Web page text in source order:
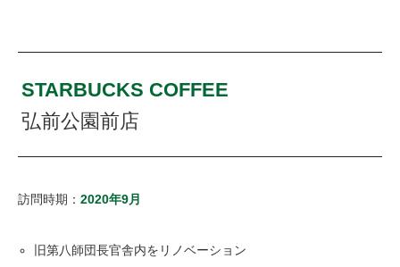
STARBUCKS COFFEE
弘前公園前店
訪問時期： 2020年9月
旧第八師団長官舎内をリノベーション